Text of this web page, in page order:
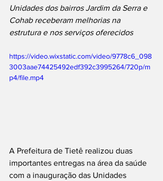
Unidades dos bairros Jardim da Serra e
Cohab receberam melhorias na
estrutura e nos serviços oferecidos
https://video.wixstatic.com/video/9778c6_098
3003aae74425492edf392c3995264/720p/m
p4/file.mp4
A Prefeitura de Tietê realizou duas
importantes entregas na área da saúde
com a inauguração das Unidades